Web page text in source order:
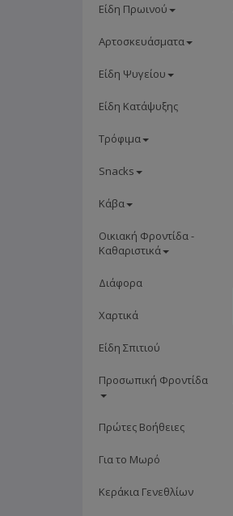
Είδη Πρωινού
Αρτοσκευάσματα
Είδη Ψυγείου
Είδη Κατάψυξης
Τρόφιμα
Snacks
Κάβα
Οικιακή Φροντίδα -
Καθαριστικά
Διάφορα
Χαρτικά
Είδη Σπιτιού
Προσωπική Φροντίδα
Πρώτες Βοήθειες
Για το Μωρό
Κεράκια Γενεθλίων